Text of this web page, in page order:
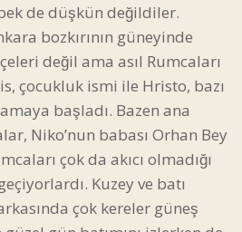
de düşkün değildiler.
bozkırının güneyinde
değil ama asıl Rumcaları
çocukluk ismi ile Hristo, bazı
başladı. Bazen ana
Niko’nun babası Orhan Bey
çok da akıcı olmadığı
Kuzey ve batı
çok kereler güneş